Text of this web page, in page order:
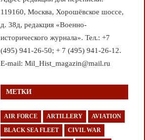
119160, Москва, Хорошёвское шоссе,
д. 38д, редакция «Военно-
исторического журнала». Тел.: +7
(495) 941-26-50; + 7 (495) 941-26-12.
E-mail: Mil_Hist_magazin@mail.ru
МЕТКИ
AIR FORCE ARTILLERY AVIATION
BLACK SEA FLEET CIVIL WAR